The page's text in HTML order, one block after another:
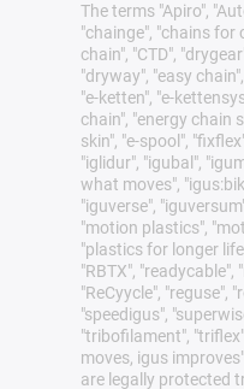
The terms "Apiro",
"chainge", "chains for
chain", "CTD",
"dryway", "easy
"e-ketten", "e-
chain", "energy chain
skin", "e-spool",
"iglidur", "igubal",
what moves",
"iguverse",
"motion plastics",
"plastics for longer
"RBTX", "readycable",
"ReCyycle", "reguse",
"speedigus",
"tribofilament",
moves, igus
are legally protected